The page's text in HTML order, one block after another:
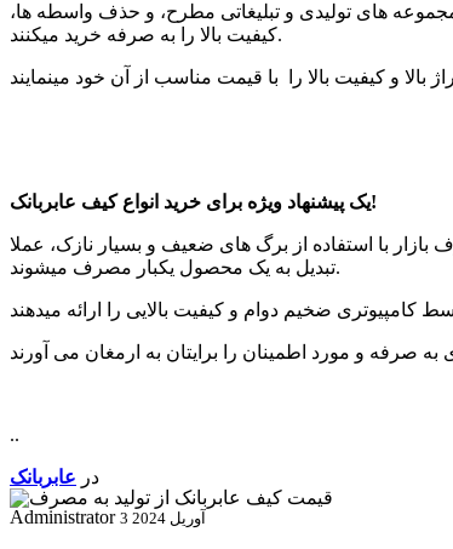
مجموعه های تولیدی و تبلیغاتی مطرح، و حذف واسطه ها،
کیفیت بالا را به صرفه خرید میکنند.
یک پیشنهاد ویژه برای خرید انواع کیف عابربانک!
با استفاده از برگ های ضعیف و بسیار نازک، عملا
تبدیل به یک محصول یکبار مصرف میشوند.
..
در عابربانک
Administrator
3 آوریل 2024